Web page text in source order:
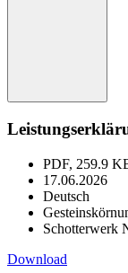
PDF, 259.9
17.06.2026
Deutsch
Schotterwerk
Download